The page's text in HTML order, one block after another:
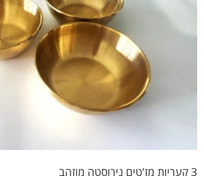
3 קעריות מז’טים נירוסטה מוזהב